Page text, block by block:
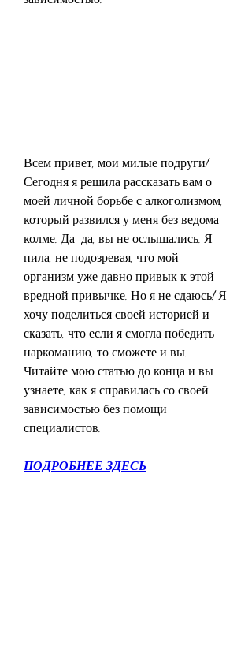
Всем привет, мои милые подруги!
Сегодня я решила рассказать вам о
моей личной борьбе с алкоголизмом,
который развился у меня без ведома
колме. Да-да, вы не ослышались. Я
пила, не подозревая, что мой
организм уже давно привык к этой
вредной привычке. Но я не сдаюсь! Я
хочу поделиться своей историей и
сказать, что если я смогла победить
наркоманию, то сможете и вы.
Читайте мою статью до конца и вы
узнаете, как я справилась со своей
зависимостью без помощи
специалистов.
ПОДРОБНЕЕ ЗДЕСЬ